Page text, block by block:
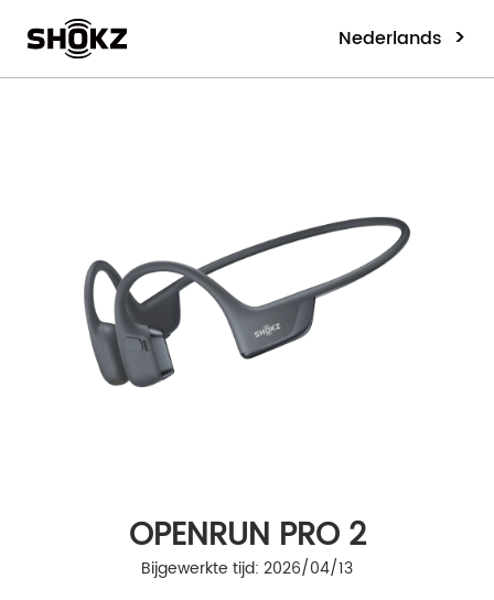
Nederlands >
OPENRUN PRO 2
Bijgewerkte tijd: 2026/04/13